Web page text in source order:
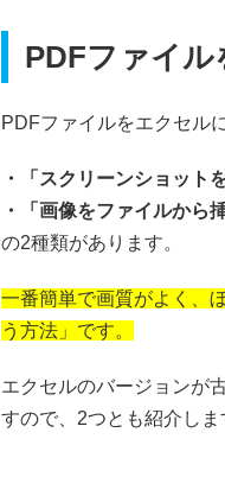
PDFファイ
PDFファイルをエクセル
・「スクリーンショット
・「画像をファイルから
の2種類があります。
一番簡単で画質がよく、
う方法」です。
エクセルのバージョンが
すので、2つとも紹介しま